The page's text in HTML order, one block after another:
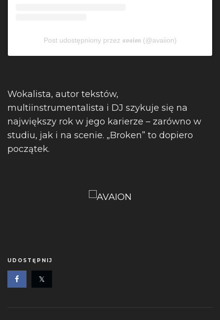
Post udostępniony przez 𝖆𝖛𝖆𝖎𝖔𝖓 (@avaiion)
Wokalista, autor tekstów,
multiinstrumentalista i DJ szykuje się na
największy rok w jego karierze – zarówno w
studiu, jak i na scenie. „Broken” to dopiero
początek.
UDOSTĘPNIJ